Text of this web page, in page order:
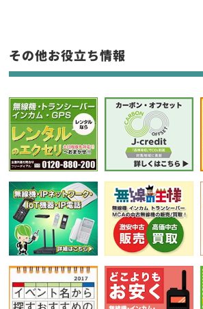
フリーワード入力(製品名等)
選択条件をリセット
その他お役立ち情報